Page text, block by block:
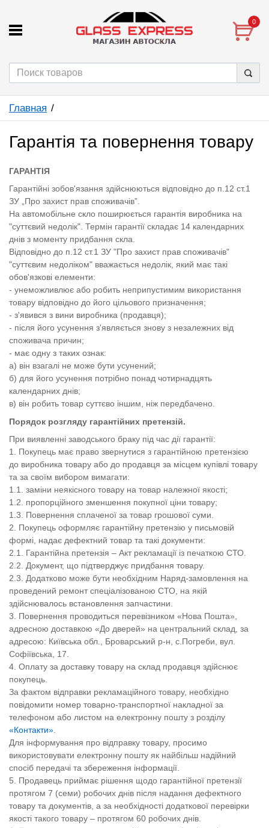
0
Главная
Гарантія та повернення товару
ГАРАНТІЯ
Гарантійні зобов'язання здійснюються відповідно до п.12 ст.1
ЗУ „Про захист прав споживачів”.
На автомобільне скло поширюється гарантія виробника на
"суттєвий недолік". Термін гарантії складає 14 календарних
днів з моменту придбання скла.
Відповідно до п.12 ст.1 ЗУ "Про захист прав споживачів"
"суттєвим недоліком" вважається недолік, який має такі
обов'язкові елементи:
- унеможливлює або робить неприпустимим використання
товару відповідно до його цільового призначення;
- з'явився з вини виробника (продавця);
- після його усунення з'являється знову з незалежних від
споживача причин;
- має одну з таких ознак:
а) він взагалі не може бути усунений;
б) для його усунення потрібно понад чотирнадцять
календарних днів;
в) він робить товар суттєво іншим, ніж передбачено.
Порядок розгляду гарантійних претензій.
При виявленні заводського браку під час дії гарантії:
1. Покупець має право звернутися з гарантійною претензією
до виробника товару або до продавця за місцем купівлі товару
та за своїм вибором вимагати:
1.1. заміни неякісного товару на товар належної якості;
1.2. пропорційного зменшення покупної ціни товару;
1.3. Повернення сплаченої за товар грошової суми.
2. Покупець оформляє гарантійну претензію у письмовій
формі, надає дефектний товар та такі документи:
2.1. Гарантійна претензія – Акт рекламації із печаткою СТО.
2.2. Документ, що підтверджує придбання товару.
2.3. Додатково може бути необхідним Наряд-замовлення на
проведений ремонт спеціалізованою СТО, на якій
здійснювалось встановлення запчастини.
3. Повернення проводиться перевізником «Нова Пошта»,
адресною доставкою «До дверей» на центральний склад, за
адресою: Київська обл., Броварський р-н, с.Погреби, вул.
Софіївська, 17.
4. Оплату за доставку товару на склад продавця здійснює
покупець.
За фактом відправки рекламаційного товару, необхідно
повідомити номер товарно-транспортної накладної за
телефоном або листом на електронну пошту з розділу
«Контакти»
Для інформування про відправку товару, просимо
використовувати електронну пошту як найбільш надійний
спосіб передачі та збереження інформації.
5. Продавець приймає рішення щодо гарантійної претензії
протягом 7 (семи) робочих днів після надання дефектного
товару та документів, а за необхідності додаткової перевірки
якості такого товару – протягом 60 робочих днів.